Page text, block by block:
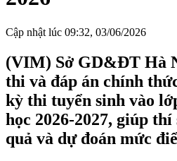
Cập nhật lúc 09:32, 03/06/2026
(VIM) Sở GD&ĐT Hà
thi và đáp án chính
kỳ thi tuyển sinh vào
học 2026-2027, giúp
quả và dự đoán mức